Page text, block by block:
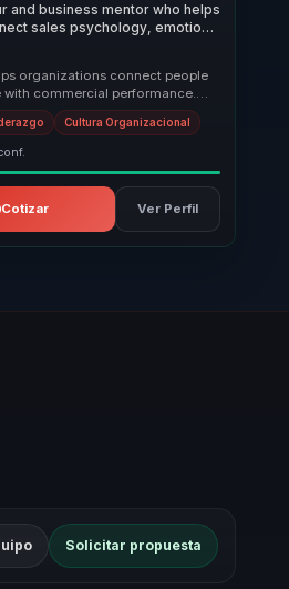
and business mentor who helps
sales psychology, emotional
team culture to grow with
organizations connect people
with commercial performance.
practical mix of leadership,
Cultura Organizacional
Cotizar Ver Perfil
Solicitar propuesta